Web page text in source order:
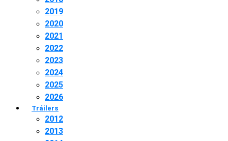
2019
2020
2021
2022
2023
2024
2025
2026
Tráilers
2012
2013